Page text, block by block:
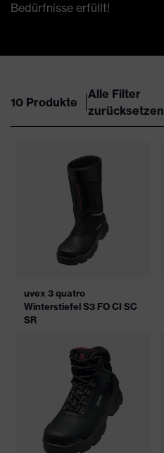
Bedürfnisse erfüllt!
10 Produkte
Alle Filter
zurücksetzen
uvex 3 quatro
Winterstiefel S3 FO CI SC
SR